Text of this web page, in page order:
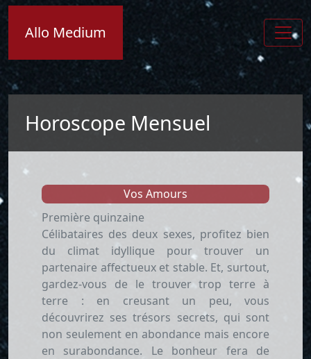
Allo Medium
Horoscope Mensuel
Vos Amours
Première quinzaine
Célibataires des deux sexes, profitez bien
du climat idyllique pour trouver un
partenaire affectueux et stable. Et, surtout,
gardez-vous de le trouver trop terre à
terre : en creusant un peu, vous
découvrirez ses trésors secrets, qui sont
non seulement en abondance mais encore
en surabondance. Le bonheur fera de